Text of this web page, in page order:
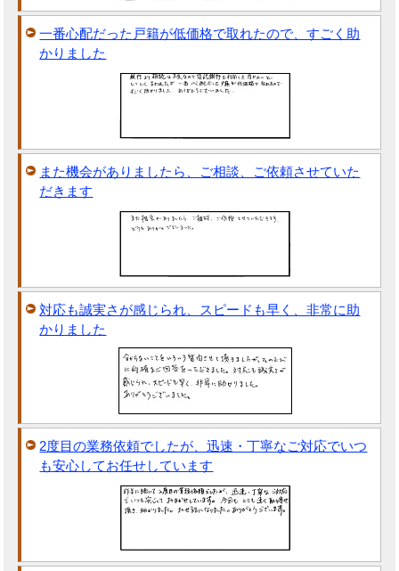
一番心配だった戸籍が低価格で取れたので、すごく助
かりました
また機会がありましたら、ご相談、ご依頼させていた
だきます
対応も誠実さが感じられ、スピードも早く、非常に助
かりました
2度目の業務依頼でしたが、迅速・丁寧なご対応でいつ
も安心してお任せしています